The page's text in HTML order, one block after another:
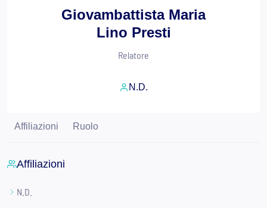
Giovambattista Maria
Lino Presti
Relatore
N.D.
Affiliazioni Ruolo
Affiliazioni
N.D.